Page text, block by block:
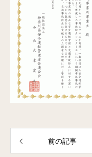
前の記事